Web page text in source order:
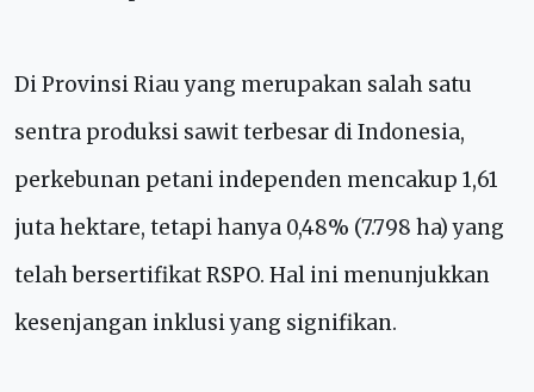
Di Provinsi Riau yang merupakan salah satu
sentra produksi sawit terbesar di Indonesia,
perkebunan petani independen mencakup 1,61
juta hektare, tetapi hanya 0,48% (7.798 ha) yang
telah bersertifikat RSPO. Hal ini menunjukkan
kesenjangan inklusi yang signifikan.